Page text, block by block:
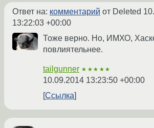
Ответ на: комментарий от Deleted
13:22:03 +00:00
Тоже верно. Но, ИМХО,
повлиятельнее.
tailgunner ★★★★★
10.09.2014 13:23:50 +00:00
Ссылка